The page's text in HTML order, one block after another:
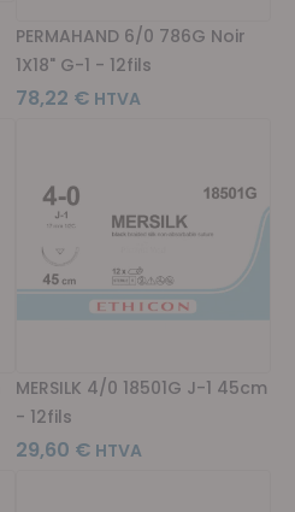
PERMAHAND 6/0 786G Noir
1X18" G-1 - 12fils
78,22 €
MERSILK 4/0 18501G J-1 45cm
- 12fils
29,60 €